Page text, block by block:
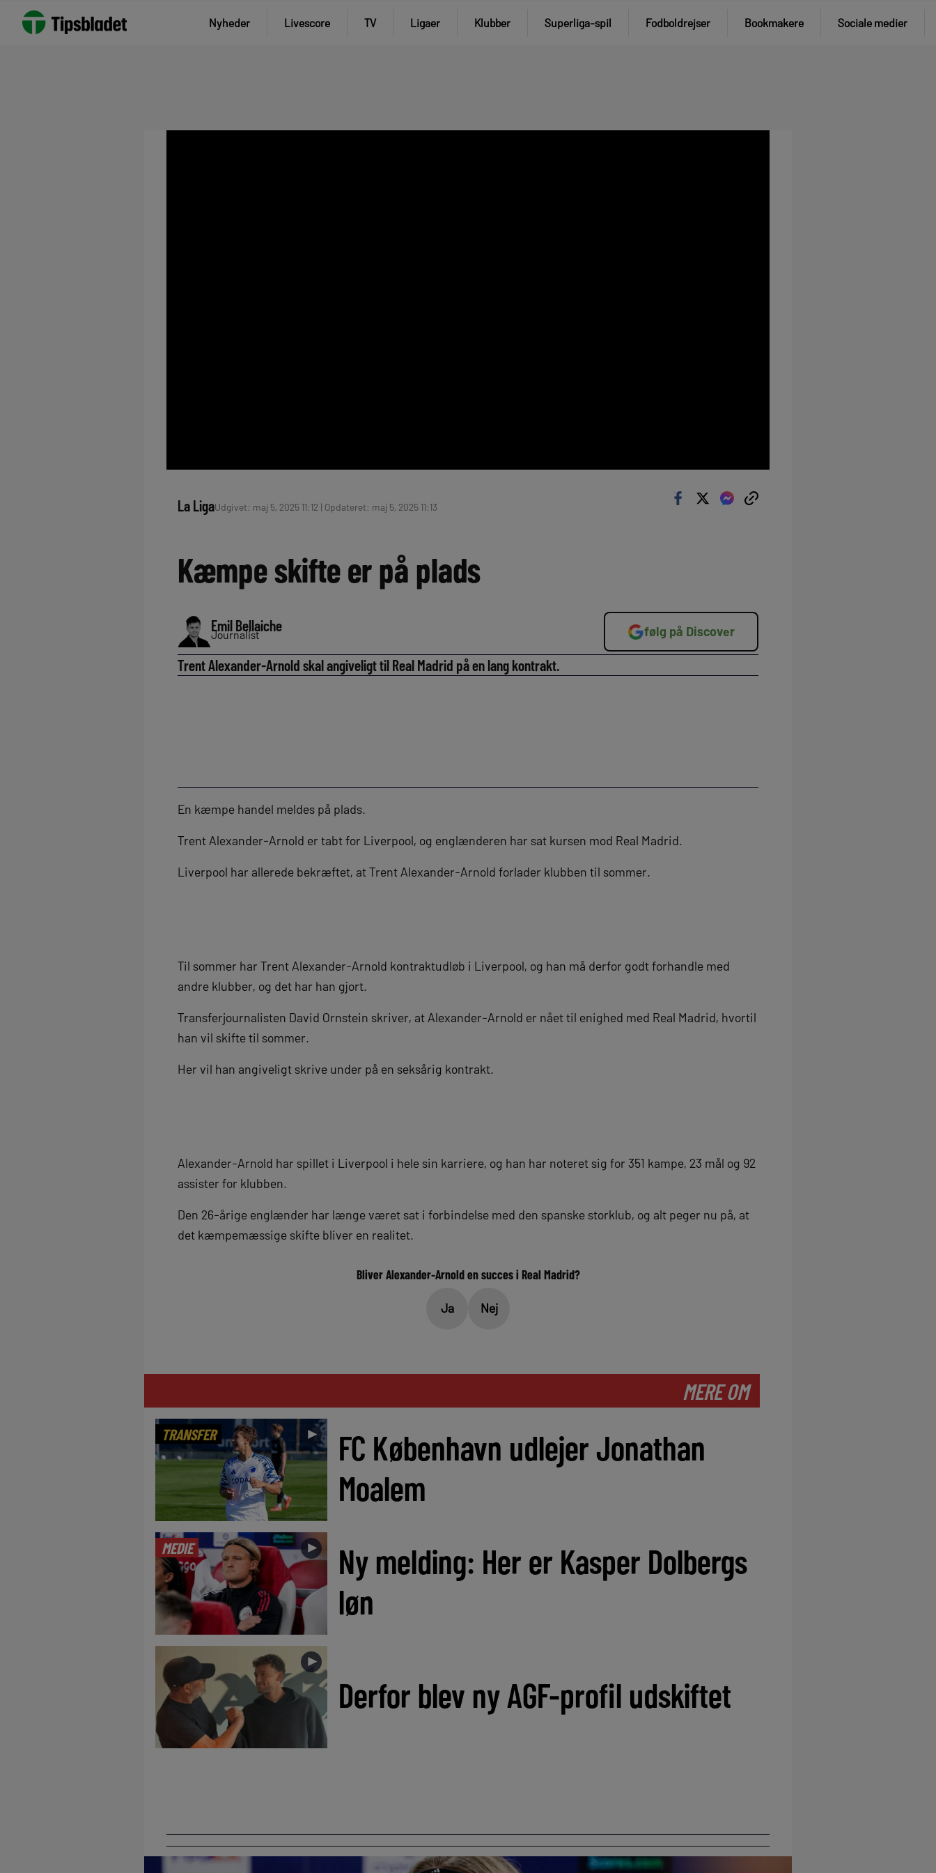
Nyheder Livescore TV Ligaer Klubber Superliga-spil Fodboldrejser Bookmakere Sociale medier
La LigaUdgivet: maj 5, 2025 11:12 | Opdateret: maj 5, 2025 11:13
Kæmpe skifte er på plads
Emil Bellaiche
Journalist følg på Discover
Trent Alexander-Arnold skal angiveligt til Real Madrid på en lang kontrakt.
En kæmpe handel meldes på plads.
Trent Alexander-Arnold er tabt for Liverpool, og englænderen har sat kursen mod Real Madrid.
Liverpool har allerede bekræftet, at Trent Alexander-Arnold forlader klubben til sommer.
Til sommer har Trent Alexander-Arnold kontraktudløb i Liverpool, og han må derfor godt forhandle med
andre klubber, og det har han gjort.
Transferjournalisten David Ornstein skriver, at Alexander-Arnold er nået til enighed med Real Madrid, hvortil
han vil skifte til sommer.
Her vil han angiveligt skrive under på en seksårig kontrakt.
Alexander-Arnold har spillet i Liverpool i hele sin karriere, og han har noteret sig for 351 kampe, 23 mål og 92
assister for klubben.
Den 26-årige englænder har længe været sat i forbindelse med den spanske storklub, og alt peger nu på, at
det kæmpemæssige skifte bliver en realitet.
Bliver Alexander-Arnold en succes i Real Madrid?
Ja Nej
MERE OM
TRANSFER ►
FC København udlejer Jonathan
Moalem
MEDIE ►
Ny melding: Her er Kasper Dolbergs
løn
►
Derfor blev ny AGF-profil udskiftet